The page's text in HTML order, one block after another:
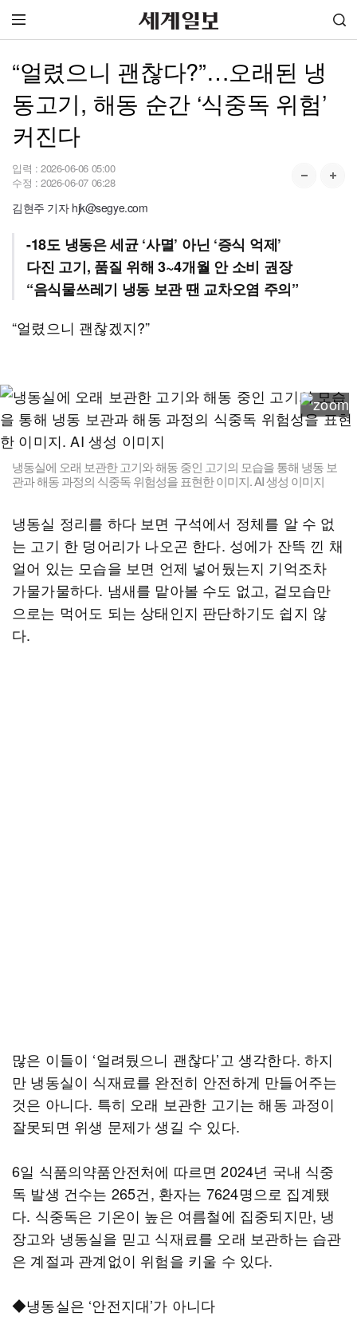
“얼렸으니 괜찮다?”…오래된 냉
동고기, 해동 순간 ‘식중독 위험’
커진다
입력 : 2026-06-06 05:00
수정 : 2026-06-07 06:28
김현주 기자 hjk@segye.com
-18도 냉동은 세균 ‘사멸’ 아닌 ‘증식 억제’
다진 고기, 품질 위해 3~4개월 안 소비 권장
“음식물쓰레기 냉동 보관 땐 교차오염 주의”
“얼렸으니 괜찮겠지?”
냉동실에 오래 보관한 고기와 해동 중인 고기의 모습을 통해 냉동 보
관과 해동 과정의 식중독 위험성을 표현한 이미지. AI 생성 이미지
냉동실 정리를 하다 보면 구석에서 정체를 알 수 없
는 고기 한 덩어리가 나오곤 한다. 성에가 잔뜩 낀 채
얼어 있는 모습을 보면 언제 넣어뒀는지 기억조차
가물가물하다. 냄새를 맡아볼 수도 없고, 겉모습만
으로는 먹어도 되는 상태인지 판단하기도 쉽지 않
다.
많은 이들이 ‘얼려뒀으니 괜찮다’고 생각한다. 하지
만 냉동실이 식재료를 완전히 안전하게 만들어주는
것은 아니다. 특히 오래 보관한 고기는 해동 과정이
잘못되면 위생 문제가 생길 수 있다.
6일 식품의약품안전처에 따르면 2024년 국내 식중
독 발생 건수는 265건, 환자는 7624명으로 집계됐
다. 식중독은 기온이 높은 여름철에 집중되지만, 냉
장고와 냉동실을 믿고 식재료를 오래 보관하는 습관
은 계절과 관계없이 위험을 키울 수 있다.
◆냉동실은 ‘안전지대’가 아니다